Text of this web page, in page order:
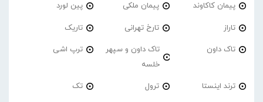
پیمان کاکاوند پیمان ملکی پین لورد
تاراز تارخ تهرانی تاریک
تاک داون
تاک داون و سپهر
خلسه
ترپ اشی
ترند اینستا ترول تک